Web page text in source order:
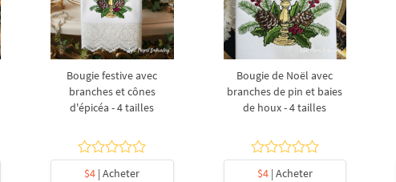
Bougie festive avec
branches et cônes
d'épicéa - 4 tailles
$4 | Acheter
Bougie de Noël avec
branches de pin et baies
de houx - 4 tailles
$4| Acheter